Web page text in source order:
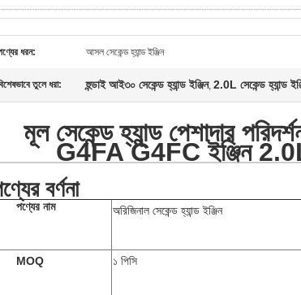
ধরন: আসল সেকেন্ড হ্যান্ড ইঞ্জিন
তুলে ধরা: হুন্ডাই আই৩০ সেকেন্ড হ্যান্ড ইঞ্জিন, 2.0L সেকেন্ড হ্যান্ড
মূল সেকেন্ড হ্যান্ড পেশাদার
G4FA G4FC ইঞ্জিন
বর্ণনা
পণ্যের নাম অরিজিনাল সেকেন্ড হ্যান্ড ইঞ্জিন
MOQ ১ পিসি